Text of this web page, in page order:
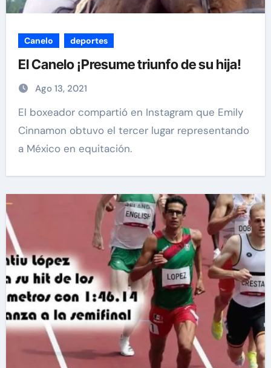
Canelo deportes
El Canelo ¡Presume triunfo de su hija!
Ago 13, 2021
El boxeador compartió en Instagram que Emily
Cinnamon obtuvo el tercer lugar representando
a México en equitación.